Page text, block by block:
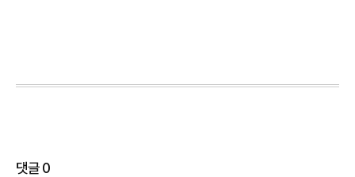
댓글0